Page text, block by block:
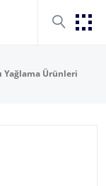
Yağlama Ürünleri